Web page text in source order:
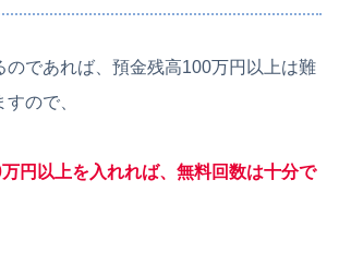
のであれば、預金残高100万円以上は難
ので、
円以上を入れれば、無料回数は十分で